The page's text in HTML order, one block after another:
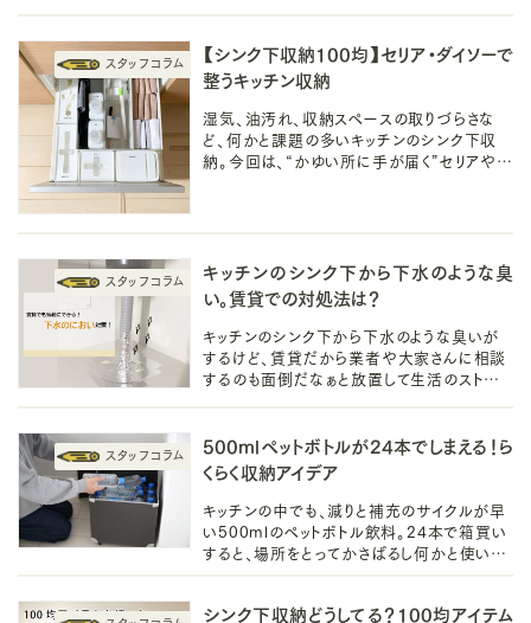
【シンク下収納100均】セリア・ダイソーで
整うキッチン収納
湿気、油汚れ、収納スペースの取りづらさな
ど、何かと課題の多いキッチンのシンク下収
納。今回は、“かゆい所に手が届く”セリアやダ
キッチンのシンク下から下水のような臭
い。賃貸での対処法は？
キッチンのシンク下から下水のような臭いが
するけど、賃貸だから業者や大家さんに相談
するのも面倒だなぁと放置して生活のストレス
500mlペットボトルが24本でしまえる！ら
くらく収納アイデア
キッチンの中でも、減りと補充のサイクルが早
い500mlのペットボトル飲料。24本で箱買い
すると、場所をとってかさばるし何かと使いづ
シンク下収納どうしてる？100均アイテム